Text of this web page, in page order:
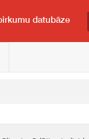
datubāze